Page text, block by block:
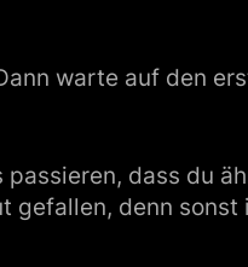
warte auf den
dass du
gefallen, denn